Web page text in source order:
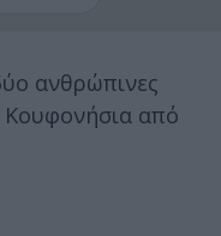
ανθρώπινες
Κουφονήσια από